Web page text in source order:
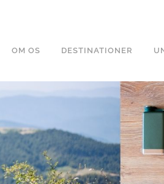
OM OS DESTINATIONER